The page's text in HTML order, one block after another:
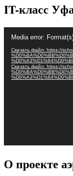
IT-класс
Media error:
Скачать файл: https://
Скачать файл: https://
О проекте